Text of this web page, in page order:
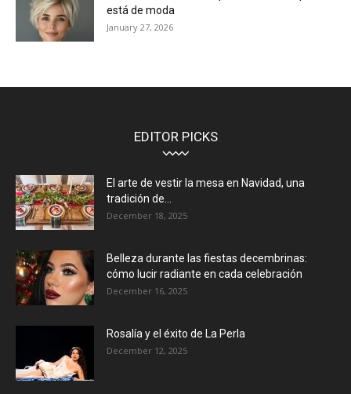
está de moda
January 27, 2026
EDITOR PICKS
El arte de vestir la mesa en Navidad, una
tradición de...
December 18, 2025
Belleza durante las fiestas decembrinas:
cómo lucir radiante en cada celebración
December 16, 2025
Rosalía y el éxito de La Perla
December 12, 2025